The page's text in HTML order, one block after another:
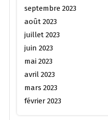
septembre 2023
août 2023
juillet 2023
juin 2023
mai 2023
avril 2023
mars 2023
février 2023